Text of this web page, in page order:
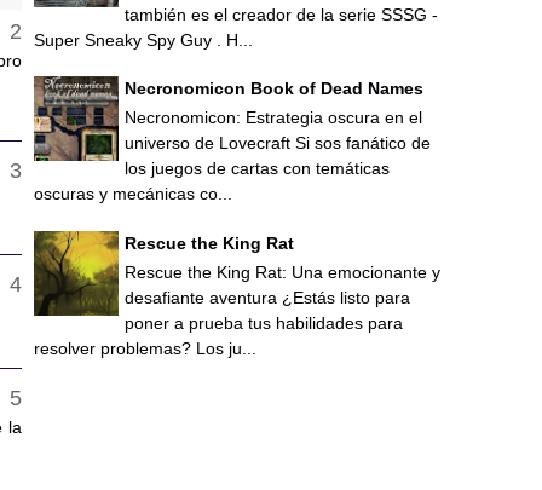
la
también es el creador de la serie SSSG -
Super Sneaky Spy Guy . H...
Necronomicon Book of Dead Names
Necronomicon: Estrategia oscura en el
universo de Lovecraft Si sos fanático de
los juegos de cartas con temáticas
oscuras y mecánicas co...
Rescue the King Rat
Rescue the King Rat: Una emocionante y
desafiante aventura ¿Estás listo para
poner a prueba tus habilidades para
resolver problemas? Los ju...